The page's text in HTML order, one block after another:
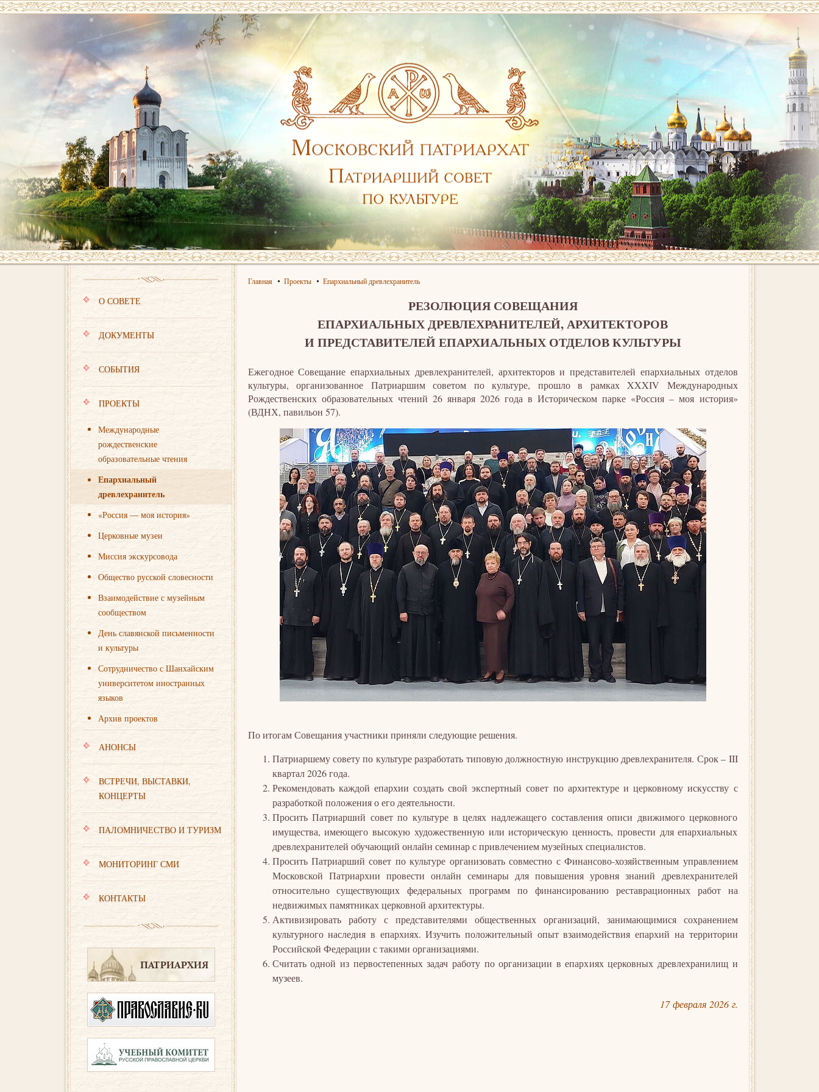
О СОВЕТЕ
ДОКУМЕНТЫ
СОБЫТИЯ
ПРОЕКТЫ
Международные
рождественские
образовательные чтения
Епархиальный
древлехранитель
«Россия — моя история»
Церковные музеи
Миссия экскурсовода
Общество русской словесности
Взаимодействие с музейным
сообществом
День славянской письменности
и культуры
Сотрудничество с Шанхайским
университетом иностранных
языков
Архив проектов
АНОНСЫ
ВСТРЕЧИ, ВЫСТАВКИ,
КОНЦЕРТЫ
ПАЛОМНИЧЕСТВО И ТУРИЗМ
МОНИТОРИНГ СМИ
КОНТАКТЫ
Главная Проекты Епархиальный древлехранитель
РЕЗОЛЮЦИЯ СОВЕЩАНИЯ
ЕПАРХИАЛЬНЫХ ДРЕВЛЕХРАНИТЕЛЕЙ, АРХИТЕКТОРОВ
И ПРЕДСТАВИТЕЛЕЙ ЕПАРХИАЛЬНЫХ ОТДЕЛОВ КУЛЬТУРЫ
Ежегодное Совещание епархиальных древлехранителей, архитекторов и представителей епархиальных отделов
культуры, организованное Патриаршим советом по культуре, прошло в рамках XXXIV Международных
Рождественских образовательных чтений 26 января 2026 года в Историческом парке «Россия – моя история»
(ВДНХ, павильон 57).
По итогам Совещания участники приняли следующие решения.
Патриаршему совету по культуре разработать типовую должностную инструкцию древлехранителя. Срок – III
квартал 2026 года.
Рекомендовать каждой епархии создать свой экспертный совет по архитектуре и церковному искусству с
разработкой положения о его деятельности.
Просить Патриарший совет по культуре в целях надлежащего составления описи движимого церковного
имущества, имеющего высокую художественную или историческую ценность, провести для епархиальных
древлехранителей обучающий онлайн семинар с привлечением музейных специалистов.
Просить Патриарший совет по культуре организовать совместно с Финансово-хозяйственным управлением
Московской Патриархии провести онлайн семинары для повышения уровня знаний древлехранителей
относительно существующих федеральных программ по финансированию реставрационных работ на
недвижимых памятниках церковной архитектуры.
Активизировать работу с представителями общественных организаций, занимающимися сохранением
культурного наследия в епархиях. Изучить положительный опыт взаимодействия епархий на территории
Российской Федерации с такими организациями.
Считать одной из первостепенных задач работу по организации в епархиях церковных древлехранилищ и
музеев.
17 февраля 2026 г.